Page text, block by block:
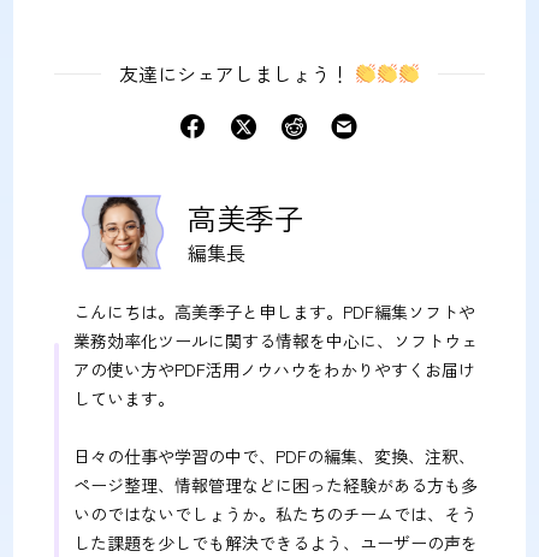
友達にシェアしましょう！
高美季子
編集長
こんにちは。高美季子と申します。PDF編集ソフトや
業務効率化ツールに関する情報を中心に、ソフトウェ
アの使い方やPDF活用ノウハウをわかりやすくお届け
しています。
日々の仕事や学習の中で、PDFの編集、変換、注釈、
ページ整理、情報管理などに困った経験がある方も多
いのではないでしょうか。私たちのチームでは、そう
した課題を少しでも解決できるよう、ユーザーの声を